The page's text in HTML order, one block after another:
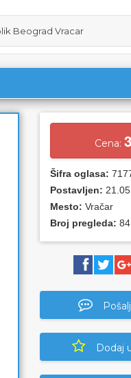
Beograd Vracar
Cena:
Šifra oglasa:
Postavljen:
Mesto:Vračar
Broj pregleda:84
Dodaj